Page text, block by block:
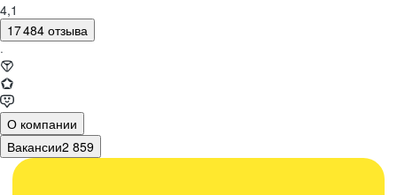
4,1
17 484 отзыва
·
О компании
Вакансии2 859